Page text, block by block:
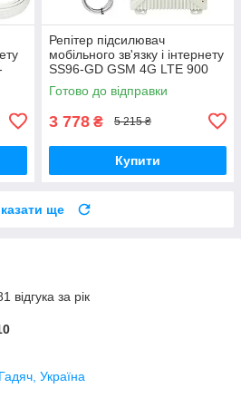
Репітер підсилювач
мобільного зв'язку і інтернету
SS96-GD GSM 4G LTE 900
1800 МГц (10/3 дБі)
Готово до відправки
3 778 ₴ 5 215 ₴
Купити
ще
відгука за рік
Україна